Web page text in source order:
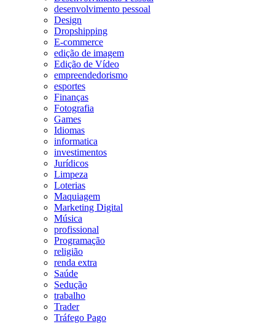
desenvolvimento pessoal
Design
Dropshipping
E-commerce
edição de imagem
Edição de Vídeo
empreendedorismo
esportes
Finanças
Fotografia
Games
Idiomas
informatica
investimentos
Jurídicos
Limpeza
Loterias
Maquiagem
Marketing Digital
Música
profissional
Programação
religião
renda extra
Saúde
Sedução
trabalho
Trader
Tráfego Pago